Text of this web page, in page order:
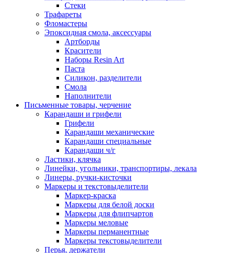
Стеки
Трафареты
Фломастеры
Эпоксидная смола, аксессуары
Артборды
Красители
Наборы Resin Art
Паста
Силикон, разделители
Смола
Наполнители
Письменные товары, черчение
Карандаши и грифели
Грифели
Карандаши механические
Карандаши специальные
Карандаши ч/г
Ластики, клячка
Линейки, угольники, транспортиры, лекала
Линеры, ручки-кисточки
Маркеры и текстовыделители
Маркер-краска
Маркеры для белой доски
Маркеры для флипчартов
Маркеры меловые
Маркеры перманентные
Маркеры текстовыделители
Перья, держатели